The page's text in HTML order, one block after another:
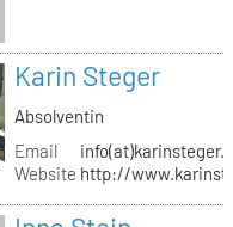
Karin Steger
Absolventin
Email
Website http://